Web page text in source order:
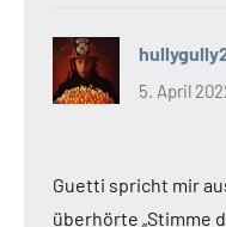
5. April
Guetti spricht mir
überhörte „Stimme